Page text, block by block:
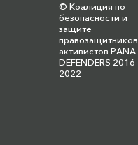
© Коалиция по
безопасности и
защите
правозащитников,
активистов PANA
DEFENDERS 2016-
2022